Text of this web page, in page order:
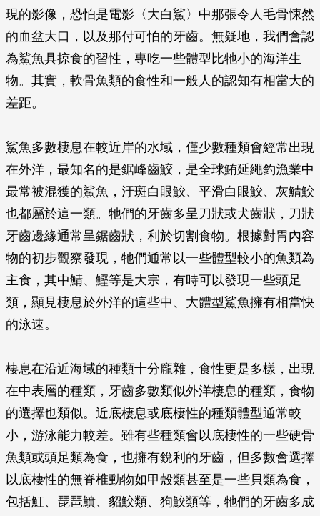
現的影像，恐怕是電影〈大白鯊〉中那張令人毛骨悚然
的血盆大口，以及那付可怕的牙齒。無疑地，我們會認
為鯊魚具掠食的習性，專吃一些體型比牠小的海洋生
物。其實，軟骨魚類的食性和一般人的認知有相當大的
差距。
鯊魚多數棲息在較近岸的水域，僅少數種類會經常出現
在外洋，最知名的是鋸峰齒鮫，是全球鮪延繩釣漁業中
最常被混獲的鯊魚，汙斑白眼鮫、平滑白眼鮫、灰鯖鮫
也都屬於這一類。牠們的牙齒多呈刀狀或犬齒狀，刀狀
牙齒邊緣通常呈鋸齒狀，利於切割食物。根據對胃內容
物的初步觀察發現，牠們通常以一些體型較小的魚類為
主食，其中鯖、鰹等是大宗，有時可以發現一些頭足
類，顯見棲息於外洋的這些中、大體型鯊魚擁有相當快
的泳速。
棲息在沿近海域的種類十分龐雜，食性更是多樣，出現
在中表層的種類，牙齒多數類似外洋棲息的種類，食物
的選擇也類似。近底棲息或底棲性的種類體型通常較
小，游泳能力較差。雖有些種類會以底棲性的一些硬骨
魚類或頭足類為食，也擁有銳利的牙齒，但多數會選擇
以底棲性的無脊椎動物如甲殼類甚至是一些貝類為食，
包括魟、琵琶鱝、貂鮫類、狗鮫類等，牠們的牙齒多成